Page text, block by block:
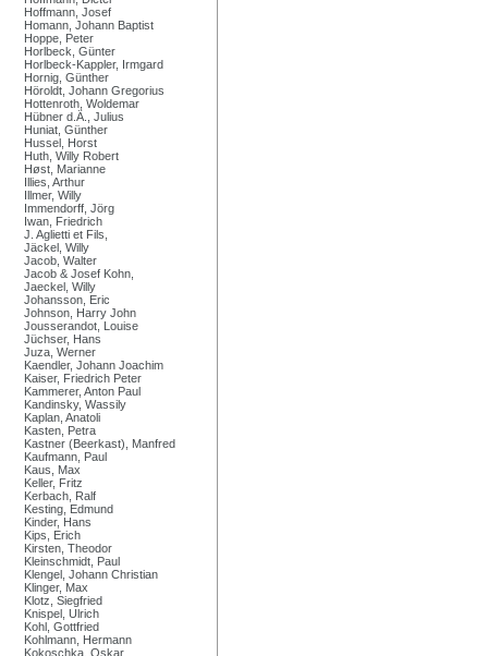
Hoffmann, Josef
Homann, Johann Baptist
Hoppe, Peter
Horlbeck, Günter
Horlbeck-Kappler, Irmgard
Hornig, Günther
Höroldt, Johann Gregorius
Hottenroth, Woldemar
Hübner d.Ä., Julius
Huniat, Günther
Hussel, Horst
Huth, Willy Robert
Høst, Marianne
Illies, Arthur
Illmer, Willy
Immendorff, Jörg
Iwan, Friedrich
J. Aglietti et Fils,
Jäckel, Willy
Jacob, Walter
Jacob & Josef Kohn,
Jaeckel, Willy
Johansson, Eric
Johnson, Harry John
Jousserandot, Louise
Jüchser, Hans
Juza, Werner
Kaendler, Johann Joachim
Kaiser, Friedrich Peter
Kammerer, Anton Paul
Kandinsky, Wassily
Kaplan, Anatoli
Kasten, Petra
Kastner (Beerkast), Manfred
Kaufmann, Paul
Kaus, Max
Keller, Fritz
Kerbach, Ralf
Kesting, Edmund
Kinder, Hans
Kips, Erich
Kirsten, Theodor
Kleinschmidt, Paul
Klengel, Johann Christian
Klinger, Max
Klotz, Siegfried
Knispel, Ulrich
Kohl, Gottfried
Kohlmann, Hermann
Kokoschka, Oskar